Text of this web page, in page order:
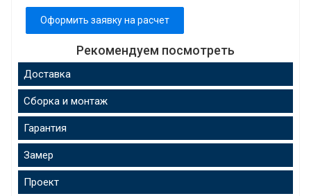
Оформить заявку на расчет
Рекомендуем посмотреть
Доставка
Сборка и монтаж
Гарантия
Замер
Проект